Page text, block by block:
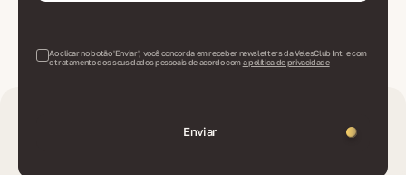
Ao clicar no botão 'Enviar', você concorda em receber newsletters da VelesClub Int. e com
o tratamento dos seus dados pessoais de acordo coma política de privacidade
Enviar